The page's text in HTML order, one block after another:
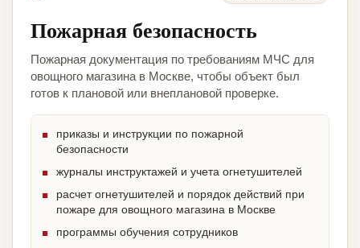
Пожарная безопасность
Пожарная документация по требованиям МЧС для
овощного магазина в Москве, чтобы объект был
готов к плановой или внеплановой проверке.
приказы и инструкции по пожарной
безопасности
журналы инструктажей и учета огнетушителей
расчет огнетушителей и порядок действий при
пожаре для овощного магазина в Москве
программы обучения сотрудников